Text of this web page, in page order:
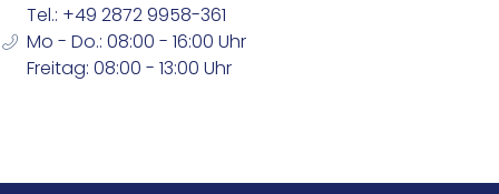
Tel.: +49 2872 9958-361
Mo - Do.: 08:00 - 16:00 Uhr
Freitag: 08:00 - 13:00 Uhr